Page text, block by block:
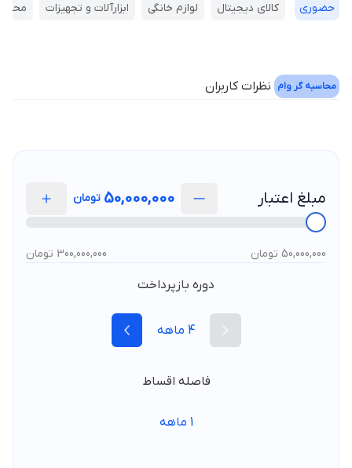
حضوری کالای دیجیتال لوازم خانگی ابزارآلات و تجهیزات
محاسبه گر وام نظرات کاربران
مبلغ اعتبار 50,000,000 تومان
50,000,000 تومان 300,000,000 تومان
دوره بازپرداخت
4 ماهه
فاصله اقساط
1 ماهه